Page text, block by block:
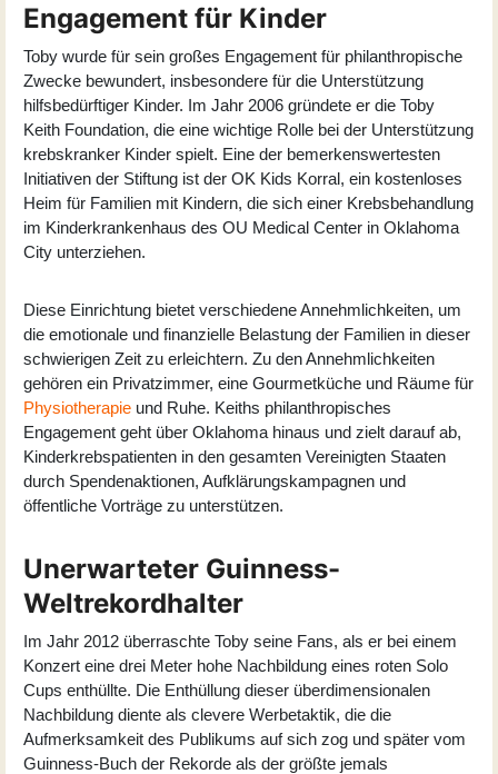
Engagement für Kinder
Toby wurde für sein großes Engagement für philanthropische
Zwecke bewundert, insbesondere für die Unterstützung
hilfsbedürftiger Kinder. Im Jahr 2006 gründete er die Toby
Keith Foundation, die eine wichtige Rolle bei der Unterstützung
krebskranker Kinder spielt. Eine der bemerkenswertesten
Initiativen der Stiftung ist der OK Kids Korral, ein kostenloses
Heim für Familien mit Kindern, die sich einer Krebsbehandlung
im Kinderkrankenhaus des OU Medical Center in Oklahoma
City unterziehen.
Diese Einrichtung bietet verschiedene Annehmlichkeiten, um
die emotionale und finanzielle Belastung der Familien in dieser
schwierigen Zeit zu erleichtern. Zu den Annehmlichkeiten
gehören ein Privatzimmer, eine Gourmetküche und Räume für
Physiotherapie und Ruhe. Keiths philanthropisches
Engagement geht über Oklahoma hinaus und zielt darauf ab,
Kinderkrebspatienten in den gesamten Vereinigten Staaten
durch Spendenaktionen, Aufklärungskampagnen und
öffentliche Vorträge zu unterstützen.
Unerwarteter Guinness-
Weltrekordhalter
Im Jahr 2012 überraschte Toby seine Fans, als er bei einem
Konzert eine drei Meter hohe Nachbildung eines roten Solo
Cups enthüllte. Die Enthüllung dieser überdimensionalen
Nachbildung diente als clevere Werbetaktik, die die
Aufmerksamkeit des Publikums auf sich zog und später vom
Guinness-Buch der Rekorde als der größte jemals